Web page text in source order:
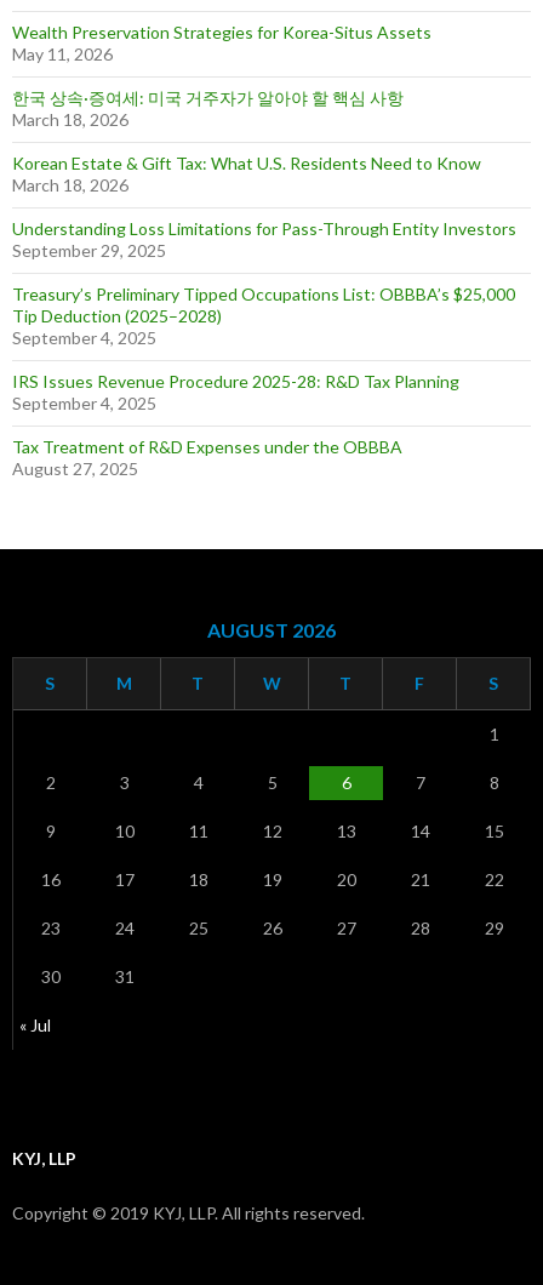
Wealth Preservation Strategies for Korea-Situs Assets
May 11, 2026
한국 상속·증여세: 미국 거주자가 알아야 할 핵심 사항
March 18, 2026
Korean Estate & Gift Tax: What U.S. Residents Need to Know
March 18, 2026
Understanding Loss Limitations for Pass-Through Entity Investors
September 29, 2025
Treasury’s Preliminary Tipped Occupations List: OBBBA’s $25,000
Tip Deduction (2025–2028)
September 4, 2025
IRS Issues Revenue Procedure 2025-28: R&D Tax Planning
September 4, 2025
Tax Treatment of R&D Expenses under the OBBBA
August 27, 2025
AUGUST 2026
S M T W T F S
« Jul
1
2 3 4 5 6 7 8
9 10 11 12 13 14 15
16 17 18 19 20 21 22
23 24 25 26 27 28 29
30 31
KYJ, LLP
Copyright © 2019 KYJ, LLP. All rights reserved.